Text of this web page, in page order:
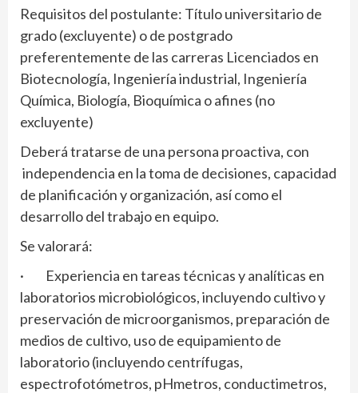
Requisitos del postulante: Título universitario de
grado (excluyente) o de postgrado
preferentemente de las carreras Licenciados en
Biotecnología, Ingeniería industrial, Ingeniería
Química, Biología, Bioquímica o afines (no
excluyente)
Deberá tratarse de una persona proactiva, con
independencia en la toma de decisiones, capacidad
de planificación y organización, así como el
desarrollo del trabajo en equipo.
Se valorará:
· Experiencia en tareas técnicas y analíticas en
laboratorios microbiológicos, incluyendo cultivo y
preservación de microorganismos, preparación de
medios de cultivo, uso de equipamiento de
laboratorio (incluyendo centrífugas,
espectrofotómetros, pHmetros, conductimetros,